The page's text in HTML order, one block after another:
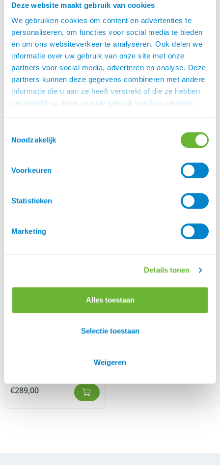
Deze website maakt gebruik van cookies
We gebruiken cookies om content en advertenties te
personaliseren, om functies voor social media te bieden
en om ons websiteverkeer te analyseren. Ook delen we
informatie over uw gebruik van onze site met onze
partners voor social media, adverteren en analyse. Deze
partners kunnen deze gegevens combineren met andere
informatie die u aan ze heeft verstrekt of die ze hebben
verzameld op basis van uw gebruik van hun services.
Noodzakelijk
Voorkeuren
Statistieken
Marketing
Details tonen
Alles toestaan
Selectie toestaan
Weigeren
regenjack
€280,00
SALE
Stierna Storm regen
rijbroek
SALE
Stierna Axis windjack
Stierna Storm regenjas
€289,00
Stierna Sirius heren